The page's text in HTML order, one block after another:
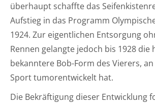
überhaupt schaffte das
Aufstieg in das Programm
1924. Zur eigentlichen Entsorgung
Rennen gelangte jedoch bis 1928 die
bekanntere Bob-Form des Vierers,
Sport tumorentwickelt hat.
Die Bekräftigung dieser Entwicklung